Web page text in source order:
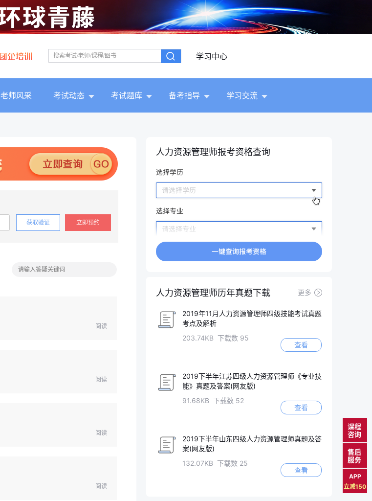
学习中心
老师风采 考试动态 考试题库 备考指导 学习交流
获取验证 立即预约
阅读
阅读
阅读
阅读
人力资源管理师报考资格查询
人力资源管理师历年真题下载 更多
2019年11月人力资源管理师四级技能考试真题
考点及解析
203.74KB 下载数 95
查看
2019下半年江苏四级人力资源管理师《专业技
能》真题及答案(网友版)
91.68KB 下载数 52
查看
2019下半年山东四级人力资源管理师真题及答
案(网友版)
132.07KB 下载数 25
查看
课程
咨询
售后
服务
APP
立减150